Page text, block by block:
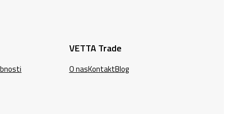
VETTA Trade
O nasKontaktBlog